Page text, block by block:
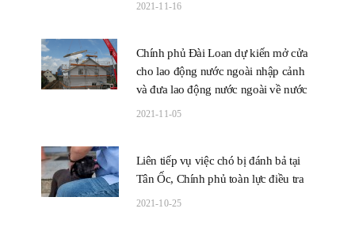
2021-11-16
Chính phủ Đài Loan dự kiến mở cửa
cho lao động nước ngoài nhập cảnh
và đưa lao động nước ngoài về nước
2021-11-05
Liên tiếp vụ việc chó bị đánh bả tại
Tân Ốc, Chính phủ toàn lực điều tra
2021-10-25